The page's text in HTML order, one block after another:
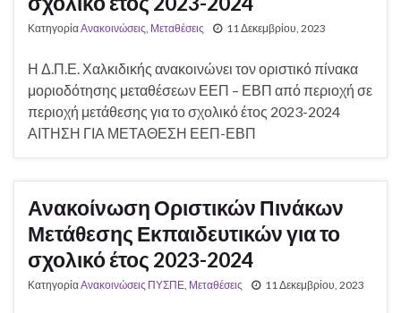
ΚατηγορίαΑνακοινώσεις Μεταθέσεις 11 Δεκεμβρίου, 2023
Η Δ.Π.Ε. Χαλκιδικής ανακοινώνει τον οριστικό πίνακα
μοριοδότησης μεταθέσεων ΕΕΠ – ΕΒΠ από περιοχή σε
περιοχή μετάθεσης για το σχολικό έτος 2023-2024
ΑΙΤΗΣΗ ΓΙΑ ΜΕΤΑΘΕΣΗ ΕΕΠ-ΕΒΠ
Ανακοίνωση Οριστικών Πινάκων
Μετάθεσης Εκπαιδευτικών για το
σχολικό έτος 2023-2024
ΚατηγορίαΑνακοινώσεις ΠΥΣΠΕ Μεταθέσεις 11 Δεκεμβρίου, 2023